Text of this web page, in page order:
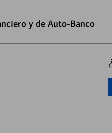
y de Auto-Banco